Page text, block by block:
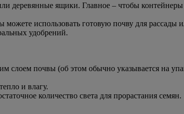
деревянные ящики. Главное – чтобы
использовать готовую почву для рассады
удобрений.
слоем почвы (об этом обычно указывается на
и влагу.
количество света для прорастания семян.